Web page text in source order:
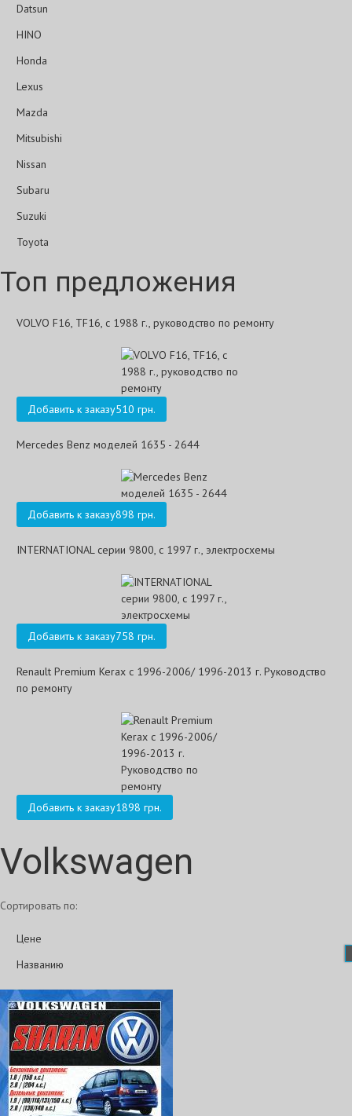
Datsun
HINO
Honda
Lexus
Mazda
Mitsubishi
Nissan
Subaru
Suzuki
Toyota
Топ предложения
VOLVO F16, TF16, с 1988 г., руководство по ремонту
Добавить к заказу510 грн.
Mercedes Benz моделей 1635 - 2644
Добавить к заказу898 грн.
INTERNATIONAL серии 9800, с 1997 г., электросхемы
Добавить к заказу758 грн.
Renault Premium Kerax с 1996-2006/ 1996-2013 г. Руководство
по ремонту
Добавить к заказу1898 грн.
Volkswagen
Сортировать по:
Цене
Названию